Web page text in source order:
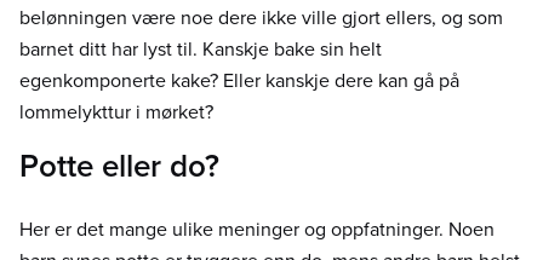
belønningen være noe dere ikke ville gjort ellers, og som
barnet ditt har lyst til. Kanskje bake sin helt
egenkomponerte kake? Eller kanskje dere kan gå på
lommelykttur i mørket?
Potte eller do?
Her er det mange ulike meninger og oppfatninger. Noen